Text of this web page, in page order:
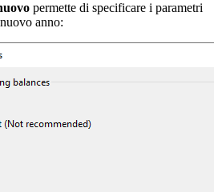
permette di specificare i parametri
anno: